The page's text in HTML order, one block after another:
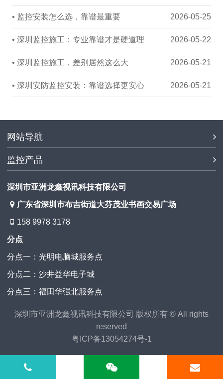
2026-05-25
• 监控安装怎么选，靠谱最重要
2026-05-22
• 深圳监控施工：专业靠谱才是硬道理
2026-05-21
• 深圳监控施工，差别居然这么大
2026-05-21
• 深圳安防监控安装：靠谱选择更安心
网站导航
监控产品
深圳市亚洲龙鑫视讯科技有限公司
广东省深圳市布吉街道大芬茂业书画交易广场
158 9978 3178
分点
分点一：光明电脑城服务点
分点二：沙井益华电子城
分点三：福田华强北服务点
深圳市亚洲龙鑫视讯科技有限公司 版权所有 © All rights
reserved
粤ICP备13054274号-1